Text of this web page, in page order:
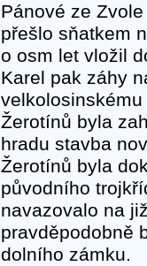
Pánové ze
přešlo sňatkem
o osm let vložil
Karel pak záhy
Žerotínů byla
hradu stavba
Žerotínů byla
původního
navazovalo na
pravděpodobně
dolního zámku.